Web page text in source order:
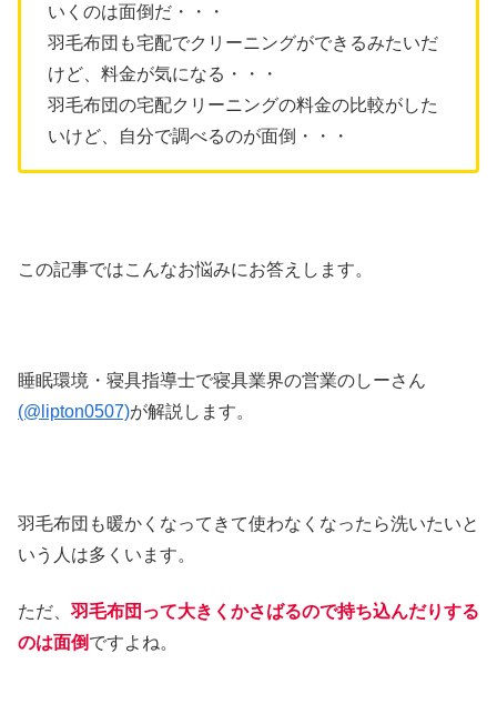
いくのは面倒だ・・・
羽毛布団も宅配でクリーニングができるみたいだ
けど、料金が気になる・・・
羽毛布団の宅配クリーニングの料金の比較がした
いけど、自分で調べるのが面倒・・・
この記事ではこんなお悩みにお答えします。
睡眠環境・寝具指導士で寝具業界の営業のしーさん
(@lipton0507)が解説します。
羽毛布団も暖かくなってきて使わなくなったら洗いたいと
いう人は多くいます。
ただ、 羽毛布団って大きくかさばるので持ち込んだりする
のは面倒ですよね。